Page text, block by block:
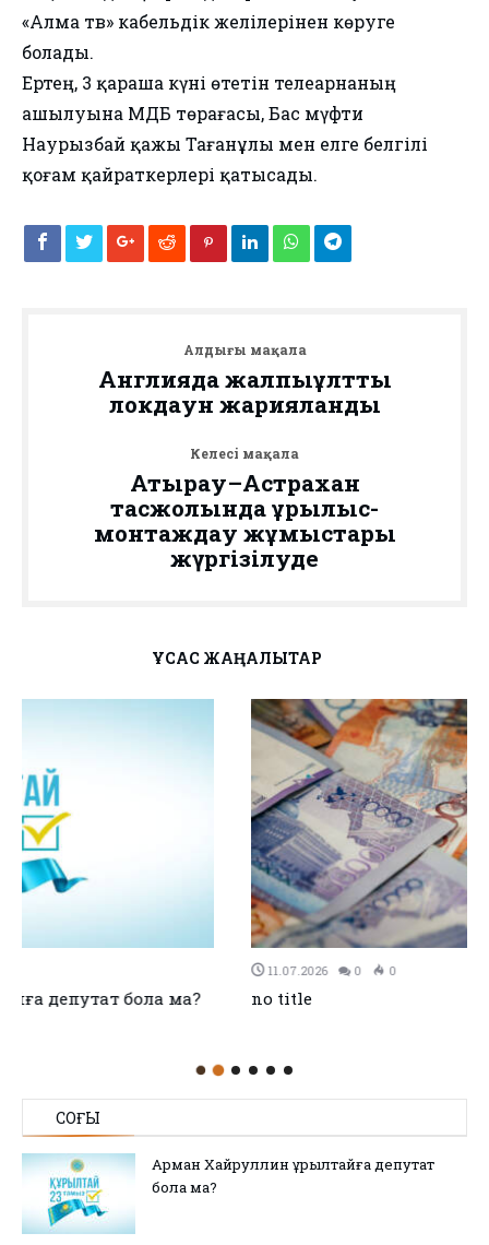
«Алма тв» кабельдік желілерінен көруге
болады.
Ертең, 3 қараша күні өтетін телеарнаның
ашылуына ҚМДБ төрағасы, Бас мүфти
Наурызбай қажы Тағанұлы мен елге белгілі
қоғам қайраткерлері қатысады.
Алдыңғы мақала
Англияда жалпыұлттық
локдаун жарияланды
Келесі мақала
Атырау–Астрахан
тасжолында құрылыс-
монтаждау жұмыстары
жүргізілуде
ҰҚСАС ЖАҢАЛЫҚТАР
no title
СОҢҒЫ
Арман Хайруллин Құрылтайға депутат
бола ма?